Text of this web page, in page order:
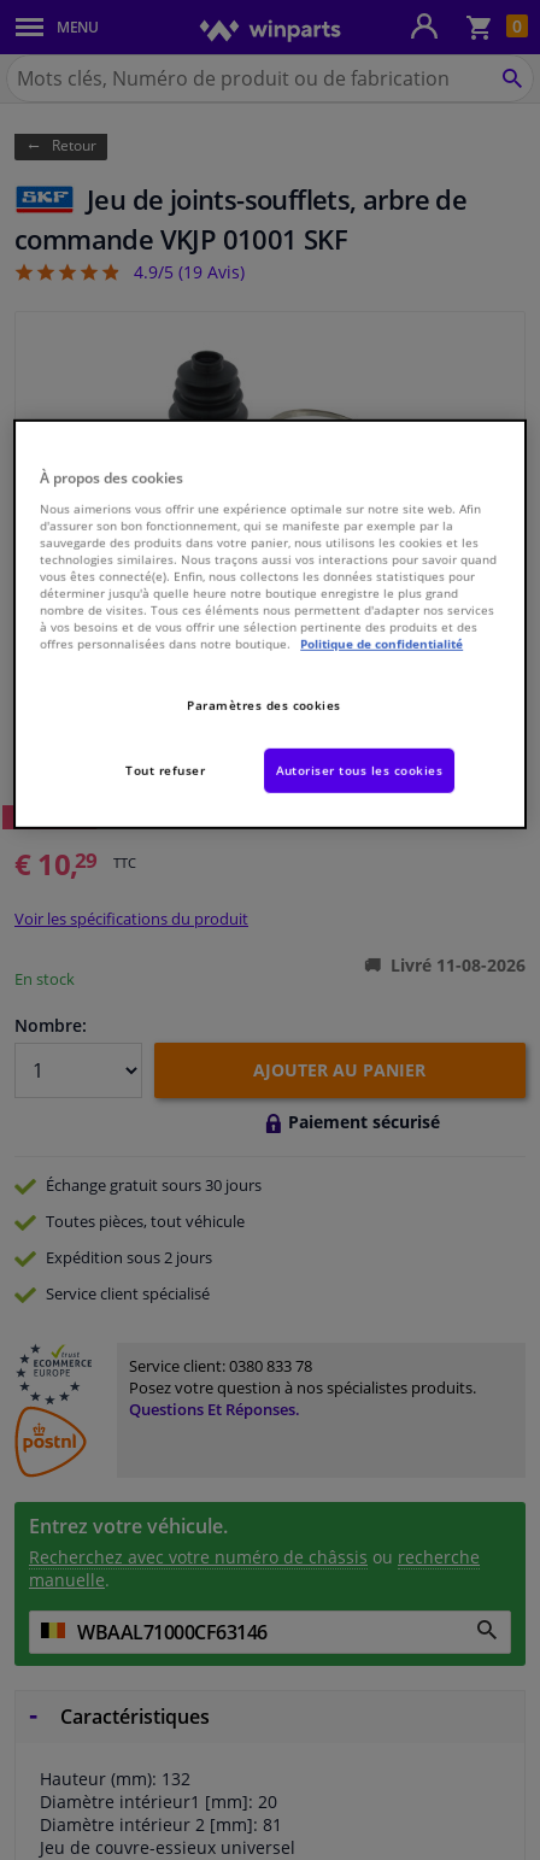
0
MENU
Carrosserie & tôles
Feux & ampoules
Freinage
Système d'échappement
Châssis & transmission
Pièces moteur & accessoires
Filtres & liquides
Bagages & transport
Fenêtres & accessoires
Intérieur & ameublement
Nettoyage & protection
Camping-car, moto & vélo
Promotions et réductions
Capteurs & électronique
Chercher
Winparts.be
Retour
Jeu de joints-soufflets, arbre de
commande VKJP 01001 SKF
4.89
4.9/5 (19 Avis)
7316574262175
€ 10,29 TTC
Voir les spécifications du produit
En stock
Livré 11-08-2026
Nombre:
AJOUTER AU PANIER
Paiement sécurisé
Échange gratuitsours 30 jours
Toutes pièces, tout véhicule
Expédition sous 2 jours
Serviceclient spécialisé
Service client:0380 833 78
Posez votre question à nos spécialistes produits.
Questions Et Réponses.
Entrez votre véhicule.
Recherchez avec votre numéro de châssis ou recherche
manuelle.
Caractéristiques
Hauteur (mm): 132
Diamètre intérieur1 [mm]: 20
Diamètre intérieur 2 [mm]: 81
Jeu de couvre-essieux universel
À propos des cookies
Nous aimerions vous offrir une expérience optimale sur notre site web. Afin
d'assurer son bon fonctionnement, qui se manifeste par exemple par la
sauvegarde des produits dans votre panier, nous utilisons les cookies et les
technologies similaires. Nous traçons aussi vos interactions pour savoir quand
vous êtes connecté(e). Enfin, nous collectons les données statistiques pour
déterminer jusqu'à quelle heure notre boutique enregistre le plus grand
nombre de visites. Tous ces éléments nous permettent d'adapter nos services
à vos besoins et de vous offrir une sélection pertinente des produits et des
offres personnalisées dans notre boutique.
Politique de confidentialité
Paramètres des cookies
Tout refuser Autoriser tous les cookies